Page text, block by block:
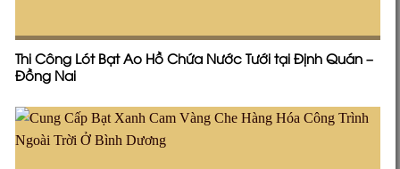
Thi Công Lót Bạt Ao Hồ Chứa Nước Tưới tại Định Quán –
Đồng Nai